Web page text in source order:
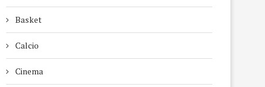
Basket
Calcio
Cinema